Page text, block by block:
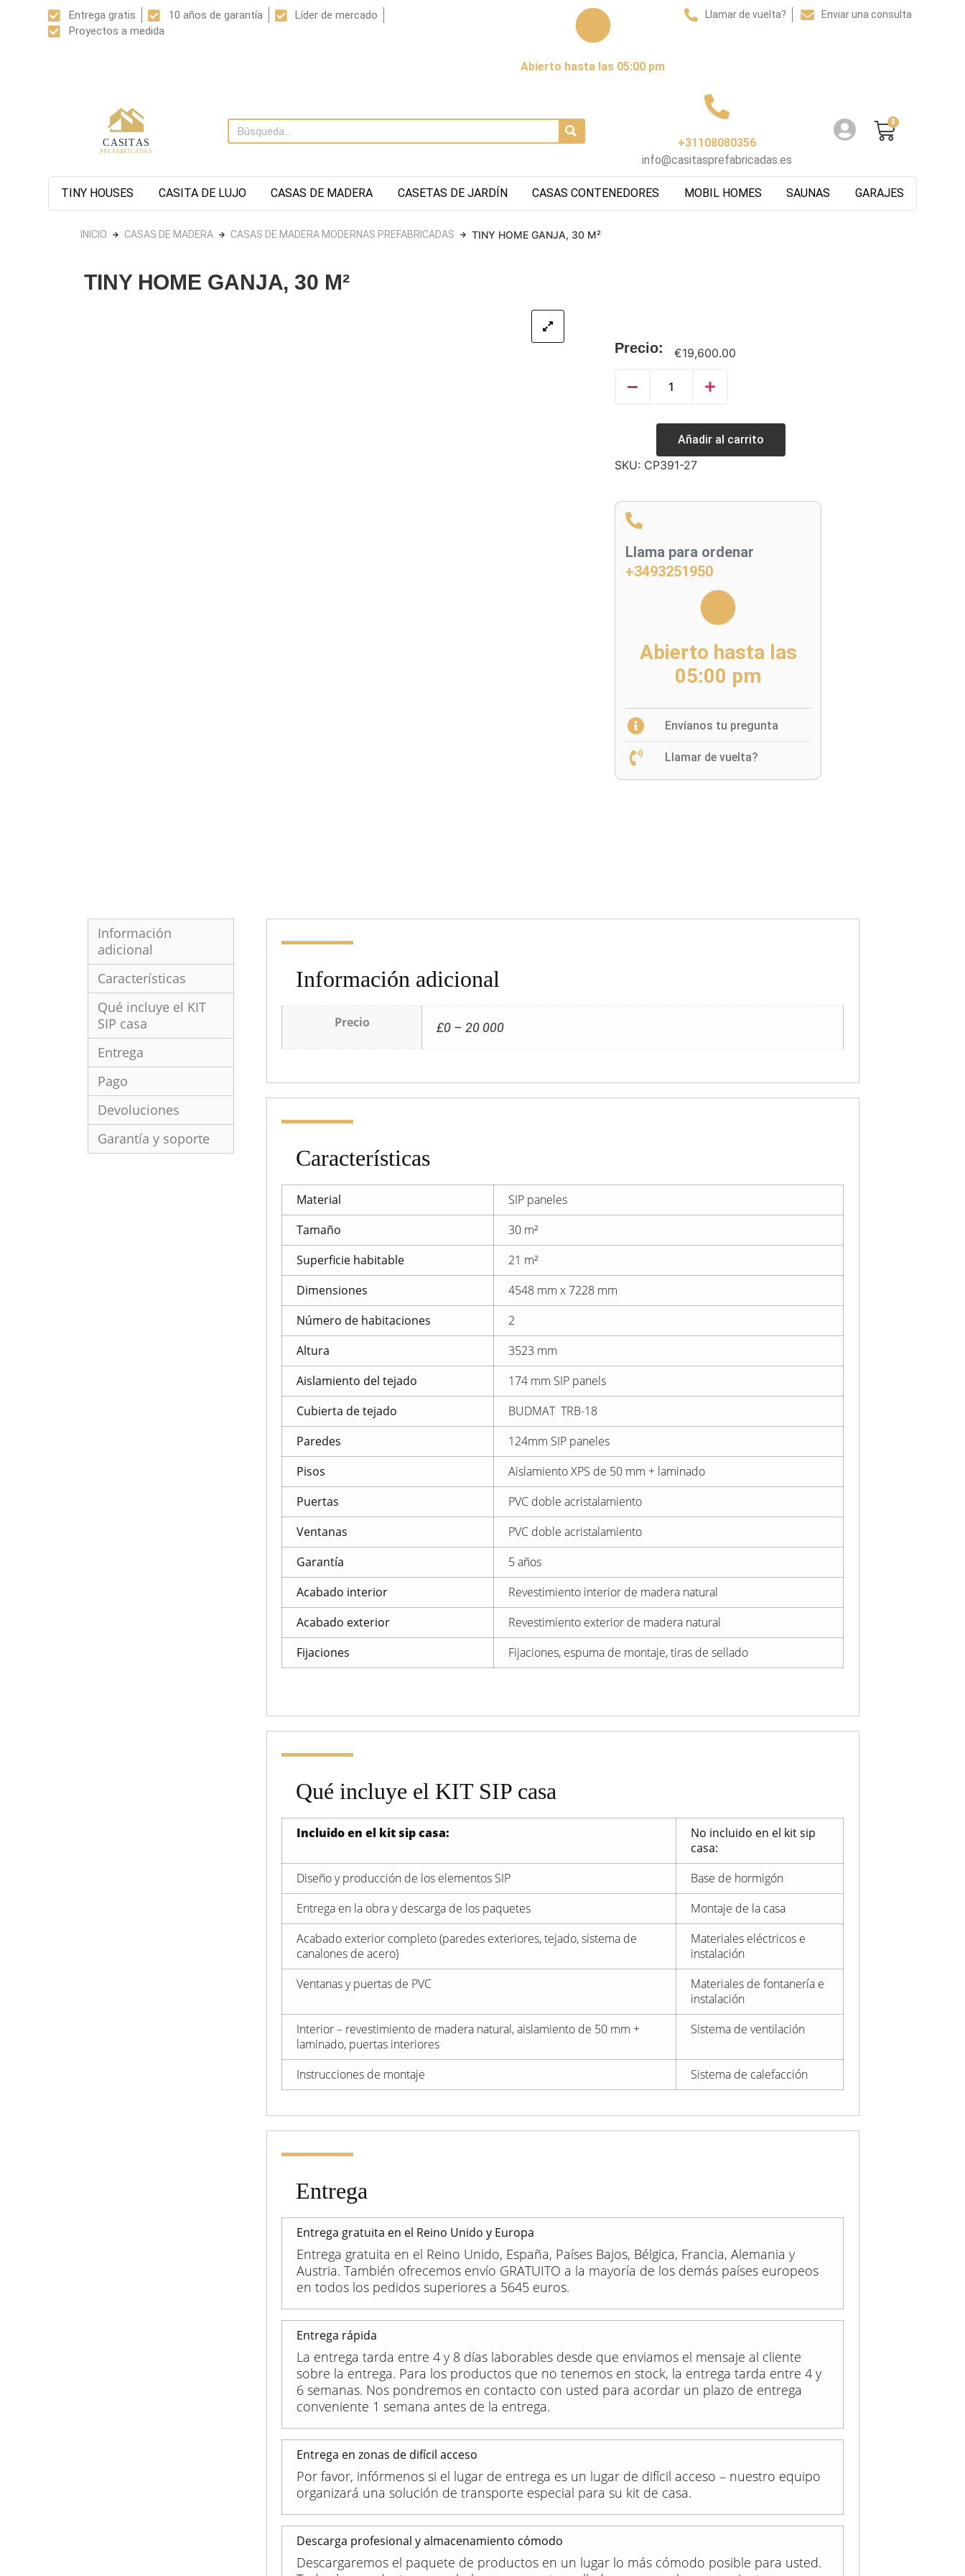
Entrega gratis 10 años de garantía
Líder de mercado
Proyectos a medida
Abierto hasta las 05:00 pm
Llamar de vuelta? Enviar una consulta
+31108080356
info@casitasprefabricadas.es
0
TINY HOUSES CASITA DE LUJO CASAS DE MADERA CASETAS DE JARDÍN CASAS CONTENEDORES MOBIL HOMES SAUNAS GARAJES
INICIO CASAS DE MADERA CASAS DE MADERA MODERNAS PREFABRICADAS TINY HOME GANJA, 30 M²
TINY HOME GANJA, 30 M²
Precio: €19,600.00
Añadir al carrito
SKU: CP391-27
Llama para ordenar
+3493251950
Abierto hasta las
05:00 pm
Envíanos tu pregunta
Llamar de vuelta?
Información
adicional
Características
Qué incluye el KIT
SIP casa
Entrega
Pago
Devoluciones
Garantía y soporte
Información adicional
Precio £0 – 20 000
Características
Material
SIP paneles
Tamaño
30 m²
Superficie habitable
21 m²
Dimensiones
4548 mm x 7228 mm
Número de habitaciones
2
Altura
3523 mm
Aislamiento del tejado
174 mm SIP panels
Cubierta de tejado
BUDMAT TRB-18
Paredes
124mm SIP paneles
Pisos
Aislamiento XPS de 50 mm + laminado
Puertas
PVC doble acristalamiento
Ventanas
PVC doble acristalamiento
Garantía
5 años
Acabado interior
Revestimiento interior de madera natural
Acabado exterior
Revestimiento exterior de madera natural
Fijaciones
Fijaciones, espuma de montaje, tiras de sellado
Qué incluye el KIT SIP casa
Incluido en el kit sip casa:
No incluido en el kit sip
casa:
Diseño y producción de los elementos SIP
Base de hormigón
Entrega en la obra y descarga de los paquetes
Montaje de la casa
Acabado exterior completo (paredes exteriores, tejado, sistema de
canalones de acero)
Materiales eléctricos e
instalación
Ventanas y puertas de PVC
Materiales de fontanería e
instalación
Interior – revestimiento de madera natural, aislamiento de 50 mm +
laminado, puertas interiores
Sistema de ventilación
Instrucciones de montaje Sistema de calefacción
Entrega
Entrega gratuita en el Reino Unido y Europa
Entrega gratuita en el Reino Unido, España, Países Bajos, Bélgica, Francia, Alemania y
Austria. También ofrecemos envío GRATUITO a la mayoría de los demás países europeos
en todos los pedidos superiores a 5645 euros.
Entrega rápida
La entrega tarda entre 4 y 8 días laborables desde que enviamos el mensaje al cliente
sobre la entrega. Para los productos que no tenemos en stock, la entrega tarda entre 4 y
6 semanas. Nos pondremos en contacto con usted para acordar un plazo de entrega
conveniente 1 semana antes de la entrega.
Entrega en zonas de difícil acceso
Por favor, infórmenos si el lugar de entrega es un lugar de difícil acceso – nuestro equipo
organizará una solución de transporte especial para su kit de casa.
Descarga profesional y almacenamiento cómodo
Descargaremos el paquete de productos en un lugar lo más cómodo posible para usted.